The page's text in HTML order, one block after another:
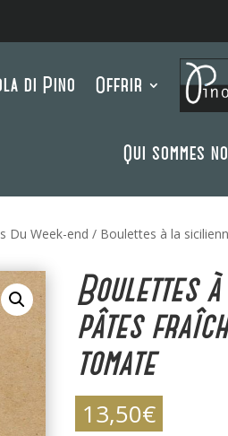
di Pino Offrir
Qui sommes
Du Week-end / Boulettes à la
Boulettes
pâtes
tomate
13,50€